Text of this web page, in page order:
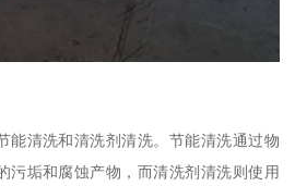
能清洗和清洗剂清洗。节能清洗通过物
污垢和腐蚀产物，而清洗剂清洗则使用